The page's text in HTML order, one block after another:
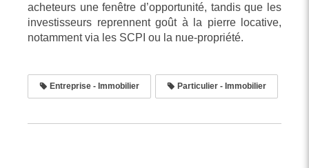
acheteurs une fenêtre d’opportunité, tandis que les
investisseurs reprennent goût à la pierre locative,
notamment via les SCPI ou la nue-propriété.
Entreprise - Immobilier Particulier - Immobilier